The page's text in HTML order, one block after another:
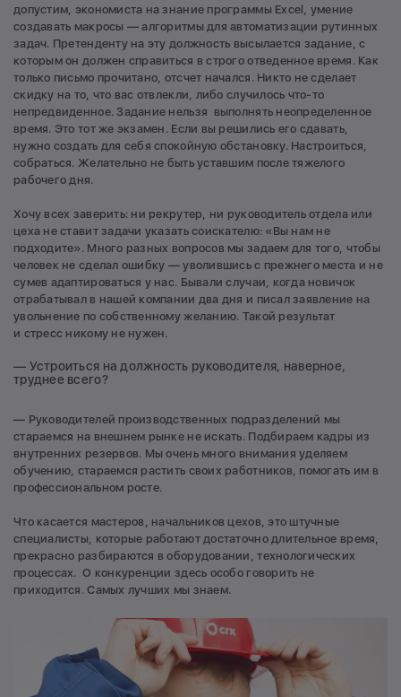
допустим, экономиста на знание программы Excel, умение
создавать макросы — алгоритмы для автоматизации рутинных
задач. Претенденту на эту должность высылается задание, с
которым он должен справиться в строго отведенное время. Как
только письмо прочитано, отсчет начался. Никто не сделает
скидку на то, что вас отвлекли, либо случилось что-то
непредвиденное. Задание нельзя выполнять неопределенное
время. Это тот же экзамен. Если вы решились его сдавать,
нужно создать для себя спокойную обстановку. Настроиться,
собраться. Желательно не быть уставшим после тяжелого
рабочего дня.
Хочу всех заверить: ни рекрутер, ни руководитель отдела или
цеха не ставит задачи указать соискателю: «Вы нам не
подходите». Много разных вопросов мы задаем для того, чтобы
человек не сделал ошибку — уволившись с прежнего места и не
сумев адаптироваться у нас. Бывали случаи, когда новичок
отрабатывал в нашей компании два дня и писал заявление на
увольнение по собственному желанию. Такой результат
и стресс никому не нужен.
— Устроиться на должность руководителя, наверное,
труднее всего?
— Руководителей производственных подразделений мы
стараемся на внешнем рынке не искать. Подбираем кадры из
внутренних резервов. Мы очень много внимания уделяем
обучению, стараемся растить своих работников, помогать им в
профессиональном росте.
Что касается мастеров, начальников цехов, это штучные
специалисты, которые работают достаточно длительное время,
прекрасно разбираются в оборудовании, технологических
процессах. О конкуренции здесь особо говорить не
приходится. Самых лучших мы знаем.